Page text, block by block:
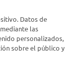
Datos de
las
personalizados,
sobre el público y